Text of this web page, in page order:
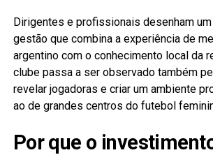
Dirigentes e profissionais desenham
gestão que combina a experiência de
argentino com o conhecimento local da
clube passa a ser observado também
revelar jogadoras e criar um ambiente
ao de grandes centros do futebol
Por que o